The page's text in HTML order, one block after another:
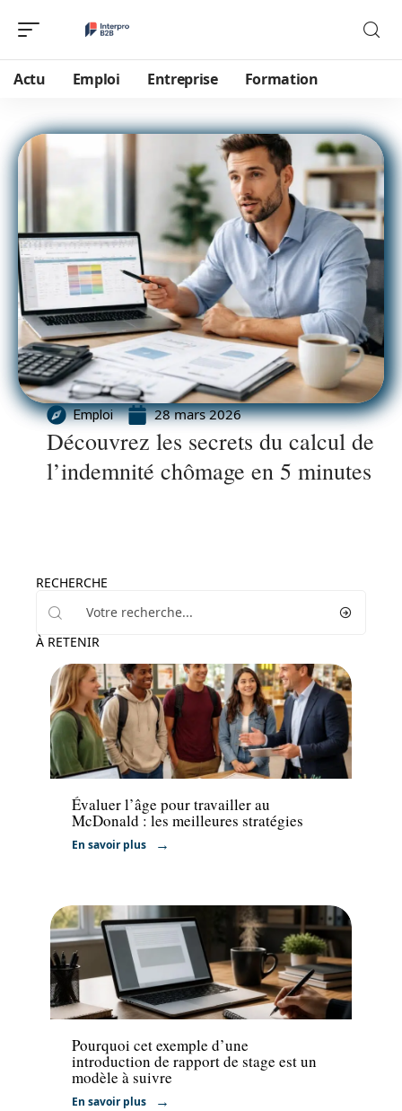
Actu Emploi Entreprise Formation
Emploi 28 mars 2026
Découvrez les secrets du calcul de
l’indemnité chômage en 5 minutes
RECHERCHE
À RETENIR
Emploi
Évaluer l’âge pour travailler au
McDonald : les meilleures stratégies
En savoir plus
Formation
Pourquoi cet exemple d’une
introduction de rapport de stage est un
modèle à suivre
En savoir plus